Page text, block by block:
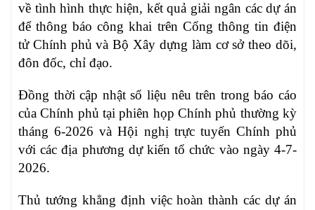
về tình hình thực hiện, kết quả giải ngân các dự án
để thông báo công khai trên Cổng thông tin điện
tử Chính phủ và Bộ Xây dựng làm cơ sở theo dõi,
đôn đốc, chỉ đạo.
Đồng thời cập nhật số liệu nêu trên trong báo cáo
của Chính phủ tại phiên họp Chính phủ thường kỳ
tháng 6-2026 và Hội nghị trực tuyến Chính phủ
với các địa phương dự kiến tổ chức vào ngày 4-7-
2026.
Thủ tướng khẳng định việc hoàn thành các dự án